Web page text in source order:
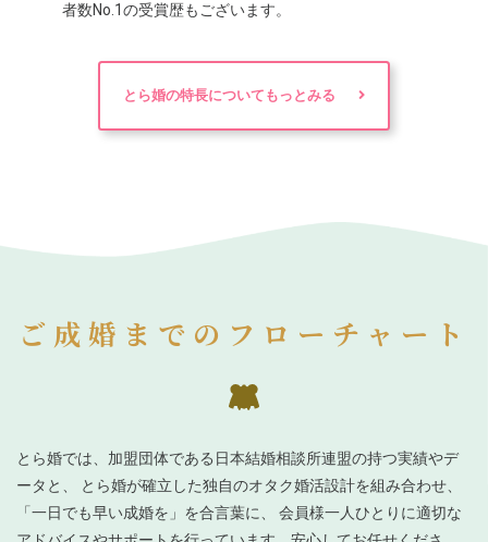
者数No.1の受賞歴もございます。
とら婚の特長についてもっとみる
ご成婚までのフローチャート
とら婚では、加盟団体である日本結婚相談所連盟の持つ実績やデ
ータと、 とら婚が確立した独自のオタク婚活設計を組み合わせ、
「一日でも早い成婚を」を合言葉に、 会員様一人ひとりに適切な